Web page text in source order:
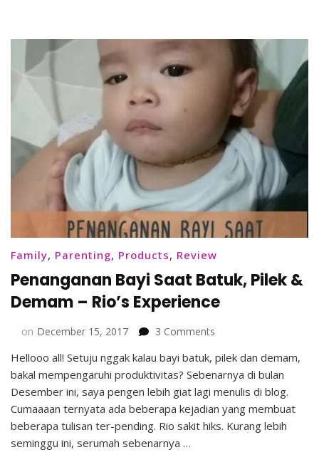
Family, Parenting, Products, Review
Penanganan Bayi Saat Batuk, Pilek &
Demam – Rio’s Experience
on December 15, 2017 3 Comments
Bayi
Saat
Batuk,
Pilek
Hellooo all! Setuju nggak kalau bayi batuk, pilek dan demam,
bakal mempengaruhi produktivitas? Sebenarnya di bulan
Desember ini, saya pengen lebih giat lagi menulis di blog.
Cumaaaan ternyata ada beberapa kejadian yang membuat
beberapa tulisan ter-pending. Rio sakit hiks. Kurang lebih
seminggu ini, serumah sebenarnya …